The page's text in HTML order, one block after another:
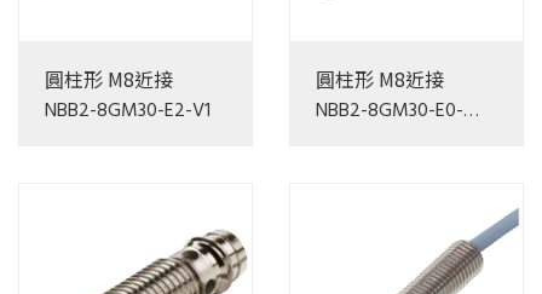
圓柱形 M8近接
NBB2-8GM30-E2-V1
圓柱形 M8近接
NBB2-8GM30-E0-